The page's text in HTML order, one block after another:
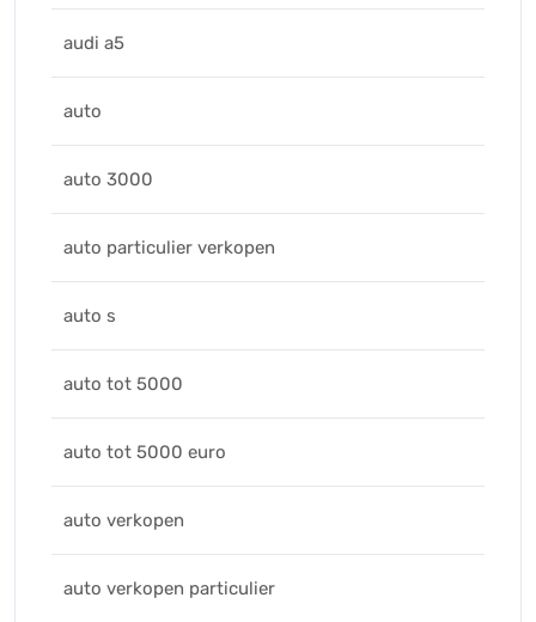
audi a5
auto
auto 3000
auto particulier verkopen
auto s
auto tot 5000
auto tot 5000 euro
auto verkopen
auto verkopen particulier